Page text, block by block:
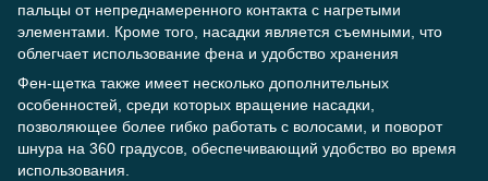
пальцы от непреднамеренного контакта с нагретыми
элементами. Кроме того, насадки является съемными, что
облегчает использование фена и удобство хранения
Фен-щетка также имеет несколько дополнительных
особенностей, среди которых вращение насадки,
позволяющее более гибко работать с волосами, и поворот
шнура на 360 градусов, обеспечивающий удобство во время
использования.